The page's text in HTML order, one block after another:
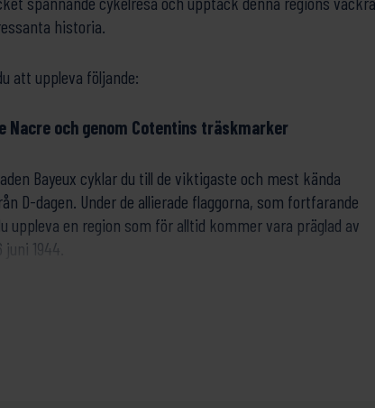
historia.
att uppleva följande:
Nacre och genom Cotentins träskmarker
Bayeux cyklar du till de viktigaste och mest kända
D-dagen. Under de allierade flaggorna, som fortfarande
uppleva en region som för alltid kommer vara präglad av
1944.
Beach, Gold Beach, Sword Beach, Utah Beach
plats bär på en bit av historien och har en egen
från den dagen.